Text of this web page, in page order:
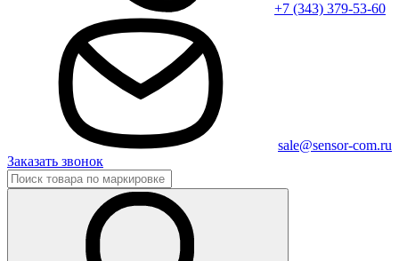
+7 (343) 379-53-60
sale@sensor-com.ru
Заказать звонок